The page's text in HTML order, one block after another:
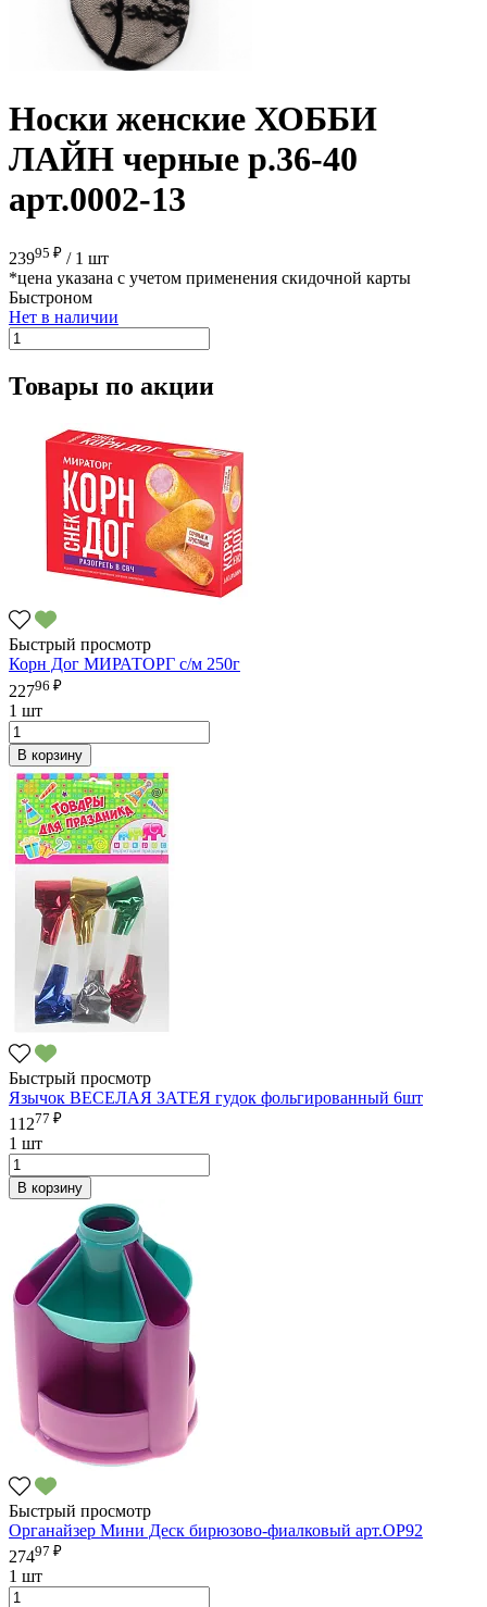
Носки женские ХОББИ
ЛАЙН черные р.36-40
арт.0002-13
23995 ₽ / 1 шт
*цена указана с учетом применения скидочной карты
Быстроном
Нет в наличии
Товары по акции
Быстрый просмотр
Корн Дог МИРАТОРГ с/м 250г
22796 ₽
1 шт
В корзину
Быстрый просмотр
Язычок ВЕСЕЛАЯ ЗАТЕЯ гудок фольгированный 6шт
11277 ₽
1 шт
В корзину
Быстрый просмотр
Органайзер Мини Деск бирюзово-фиалковый арт.ОР92
27497 ₽
1 шт